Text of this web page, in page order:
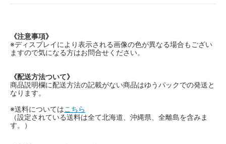
《注意事項》
※ディスプレイにより表示される画像の色が異なる場合もござい
ますので気になる方はお問合せください。
《配送方法ついて》
商品説明欄に配送方法の記載がない商品はゆうパックでの発送と
なります。
※送料についてはこちら
（設定されている送料は全て北海道、沖縄県、全離島を含みま
す。）